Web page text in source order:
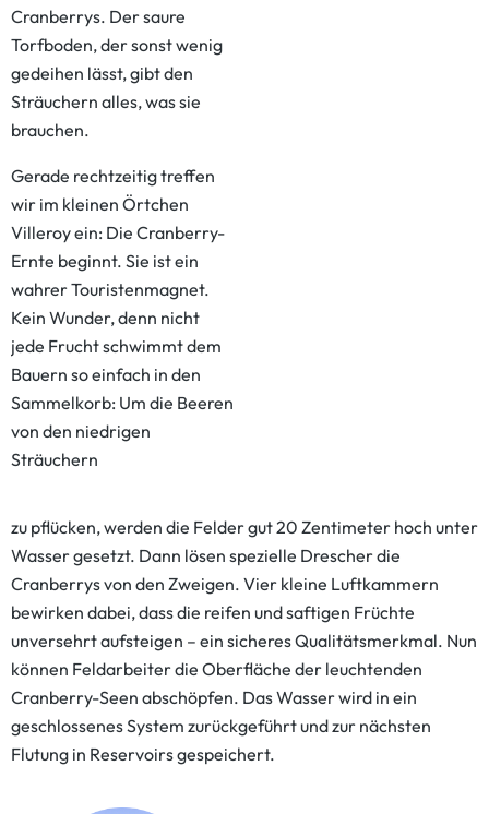
Cranberrys. Der saure
Torfboden, der sonst wenig
gedeihen lässt, gibt den
Sträuchern alles, was sie
brauchen.
Gerade rechtzeitig treffen
wir im kleinen Örtchen
Villeroy ein: Die Cranberry-
Ernte beginnt. Sie ist ein
wahrer Touristenmagnet.
Kein Wunder, denn nicht
jede Frucht schwimmt dem
Bauern so einfach in den
Sammelkorb: Um die Beeren
von den niedrigen
Sträuchern
zu pflücken, werden die Felder gut 20 Zentimeter hoch unter
Wasser gesetzt. Dann lösen spezielle Drescher die
Cranberrys von den Zweigen. Vier kleine Luftkammern
bewirken dabei, dass die reifen und saftigen Früchte
unversehrt aufsteigen – ein sicheres Qualitätsmerkmal. Nun
können Feldarbeiter die Oberfläche der leuchtenden
Cranberry-Seen abschöpfen. Das Wasser wird in ein
geschlossenes System zurückgeführt und zur nächsten
Flutung in Reservoirs gespeichert.